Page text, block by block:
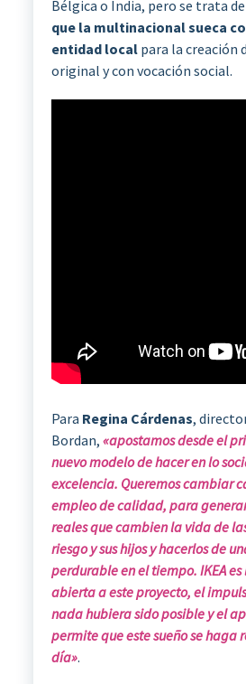
Bélgica o India, pero se trata
que la multinacional sueca
entidad localpara la creación
original y con vocación social.
Para Regina Cárdenas,
Bordan, «apostamos desde el
nuevo modelo de hacer en lo
excelencia. Queremos cambiar
empleo de calidad, para
reales que cambien la vida de
riesgo y sus hijos y hacerlos de
perdurable en el tiempo. IKEA
abierta a este proyecto, el
nada hubiera sido posible y el
permite que este sueño se haga
día».